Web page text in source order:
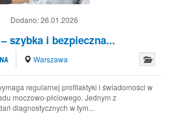
Dodano:26.01.2026
szybka i bezpieczna...
Warszawa
regularnej profilaktyki i świadomości w
moczowo-płciowego. Jednym z
diagnostycznych w tym...